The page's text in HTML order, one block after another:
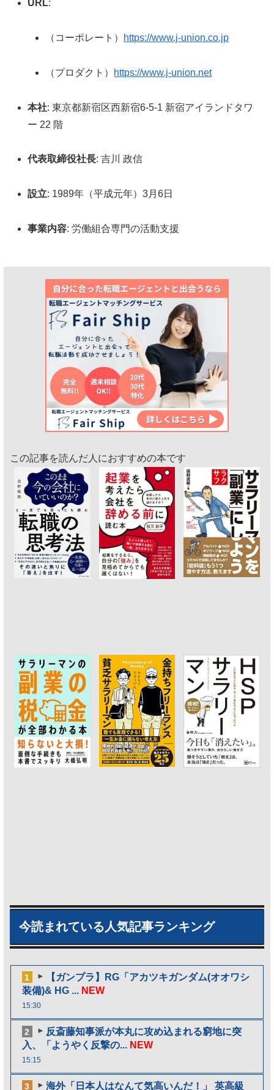
URL:
（コーポレート） https://www.j-union.co.jp
（プロダクト） https://www.j-union.net
本社: 東京都新宿区西新宿6-5-1 新宿アイランドタワ
ー 22 階
代表取締役社長: 吉川 政信
設立: 1989年（平成元年）3月6日
事業内容: 労働組合専門の活動支援
この記事を読んだ人におすすめの本です
今読まれている人気記事ランキング
1
【ガンプラ】RG「アカツキガンダム(オオワシ
装備)& HG ... NEW
15:30
2
反斎藤知事派が本丸に攻め込まれる窮地に突
入、「ようやく反撃の... NEW
15:15
3 海外「日本人はなんて気高いんだ！」 英高級